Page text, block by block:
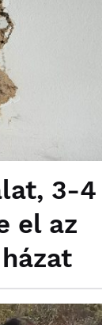
3-4
el az